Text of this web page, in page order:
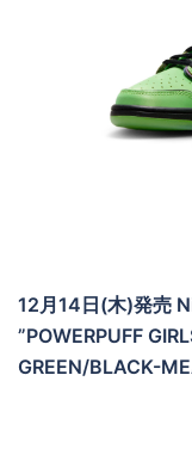
12月14日(木)発売
”POWERPUFF
GREEN/BLACK-